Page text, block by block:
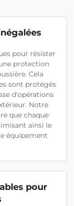
pour résister
protection
Cela
sont protégés
d'opérations
Notre
que chaque
ainsi le
équipement
pour